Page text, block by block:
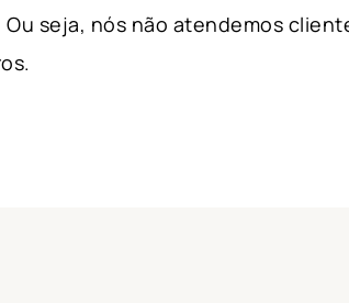
seja, nós não atendemos